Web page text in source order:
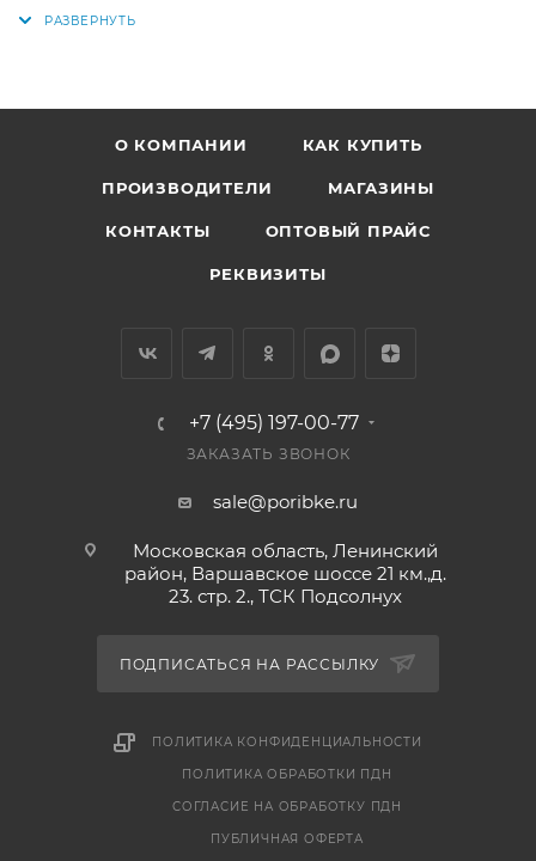
Также оплата наличными доступна при
самовывозе из магазина.
получении. Вместе с заказом выдается кассовый
О КОМПАНИИ КАК КУПИТЬ
ПРОИЗВОДИТЕЛИ МАГАЗИНЫ
КОНТАКТЫ ОПТОВЫЙ ПРАЙС
РЕКВИЗИТЫ
+7 (495) 197-00-77
ЗАКАЗАТЬ ЗВОНОК
sale@poribke.ru
Московская область, Ленинский
район, Варшавское шоссе 21 км.,д.
23. стр. 2., ТСК Подсолнух
ПОДПИСАТЬСЯ НА РАССЫЛКУ
ПОЛИТИКА КОНФИДЕНЦИАЛЬНОСТИ
ПОЛИТИКА ОБРАБОТКИ ПДН
СОГЛАСИЕ НА ОБРАБОТКУ ПДН
ПУБЛИЧНАЯ ОФЕРТА